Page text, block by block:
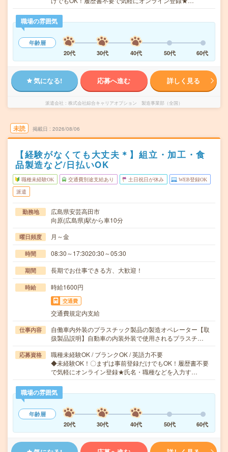
職場の雰囲気
年齢層
20代
30代 40代 50代 60代
気になる! 応募へ進む 詳しく見る
派遣会社 株式会社綜合キャリアオプション 製造事業部（全国）
未読 掲載日 2026/08/06
【経験がなくても大丈夫＊】組立・加工・食
品製造など/日払いOK
職種未経験OK 交通費別途支給あり 土日祝日が休み WEB登録OK
派遣
勤務地
広島県安芸高田市
向原(広島県)駅から車10分
曜日頻度 月～金
時間 08:30～17:3020:30～05:30
期間 長期でお仕事できる方、大歓迎！
時給 時給1600円
交通費
交通費規定内支給
仕事内容
自働車内外装のプラスチック製品の製造オペレーター【取
扱製品説明】自動車の内装外装で使用されるプラスチ…
応募資格
職種未経験OK / ブランクOK / 英語力不要
◆未経験OK！〇まずは事前登録だけでもOK！履歴書不要
で気軽にオンライン登録★氏名・職種などを入力す…
職場の雰囲気
年齢層
20代
30代 40代 50代 60代